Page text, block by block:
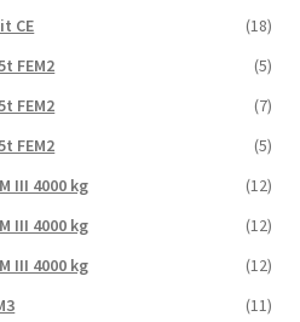
CE
(18)
FEM2
(5)
FEM2
(7)
FEM2
(5)
III 4000 kg
(12)
III 4000 kg
(12)
III 4000 kg
(12)
(11)